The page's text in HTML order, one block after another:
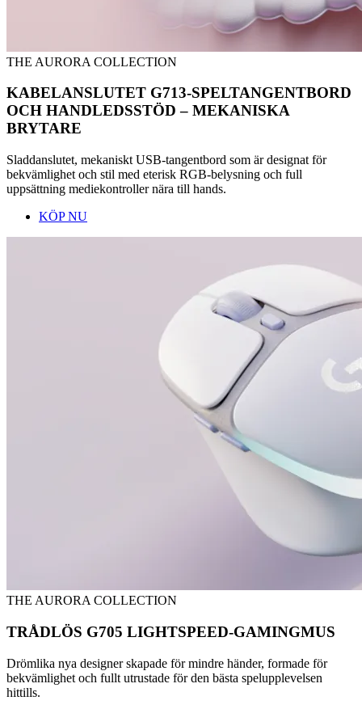
THE AURORA COLLECTION
KABELANSLUTET G713-SPELTANGENTBORD
OCH HANDLEDSSTÖD – MEKANISKA
BRYTARE
Sladdanslutet, mekaniskt USB-tangentbord som är designat för
bekvämlighet och stil med eterisk RGB-belysning och full
uppsättning mediekontroller nära till hands.
KÖP NU
THE AURORA COLLECTION
TRÅDLÖS G705 LIGHTSPEED-GAMINGMUS
Drömlika nya designer skapade för mindre händer, formade för
bekvämlighet och fullt utrustade för den bästa spelupplevelsen
hittills.